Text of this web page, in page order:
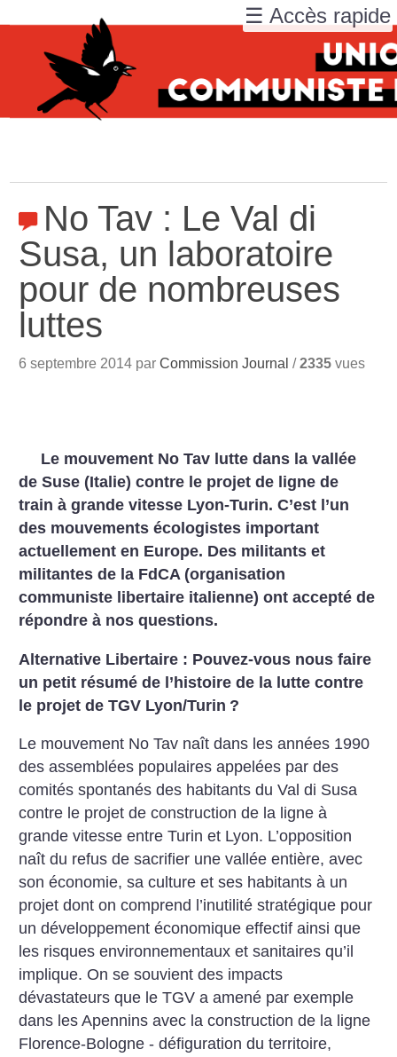
No Tav : Le Val di
Susa, un laboratoire
pour de nombreuses
luttes
6 septembre 2014 parCommission Journal /2335 vues
Le mouvement No Tav lutte dans la vallée
de Suse (Italie) contre le projet de ligne de
train à grande vitesse Lyon-Turin. C’est l’un
des mouvements écologistes important
actuellement en Europe. Des militants et
militantes de la FdCA (organisation
communiste libertaire italienne) ont accepté de
répondre à nos questions.
Alternative Libertaire : Pouvez-vous nous faire
un petit résumé de l’histoire de la lutte contre
le projet de TGV Lyon/Turin ?
Le mouvement No Tav naît dans les années 1990
des assemblées populaires appelées par des
comités spontanés des habitants du Val di Susa
contre le projet de construction de la ligne à
grande vitesse entre Turin et Lyon. L’opposition
naît du refus de sacrifier une vallée entière, avec
son économie, sa culture et ses habitants à un
projet dont on comprend l’inutilité stratégique pour
un développement économique effectif ainsi que
les risques environnementaux et sanitaires qu’il
implique. On se souvient des impacts
dévastateurs que le TGV a amené par exemple
dans les Apennins avec la construction de la ligne
Florence-Bologne - défiguration du territoire,
☰ Accès rapide